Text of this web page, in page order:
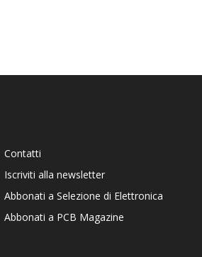
Contatti
Iscriviti alla newsletter
Abbonati a Selezione di Elettronica
Abbonati a PCB Magazine